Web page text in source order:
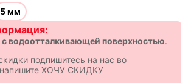
5 мм
водоотталкивающей поверхностью.
подпишитесь на нас во
ХОЧУ СКИДКУ